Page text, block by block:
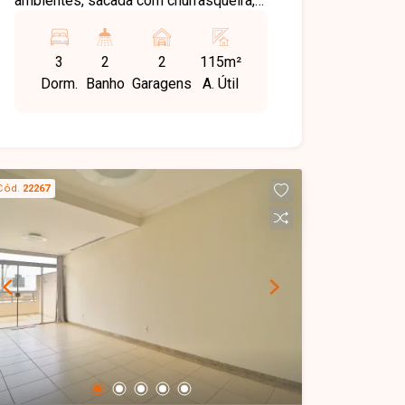
garagem. O prédio conta com elevador
e área de lazer com playground.
Acabamento de qualidade e localização
3
Dorm.
2
Banho
2
Garagens
115m²
A. Útil
22267